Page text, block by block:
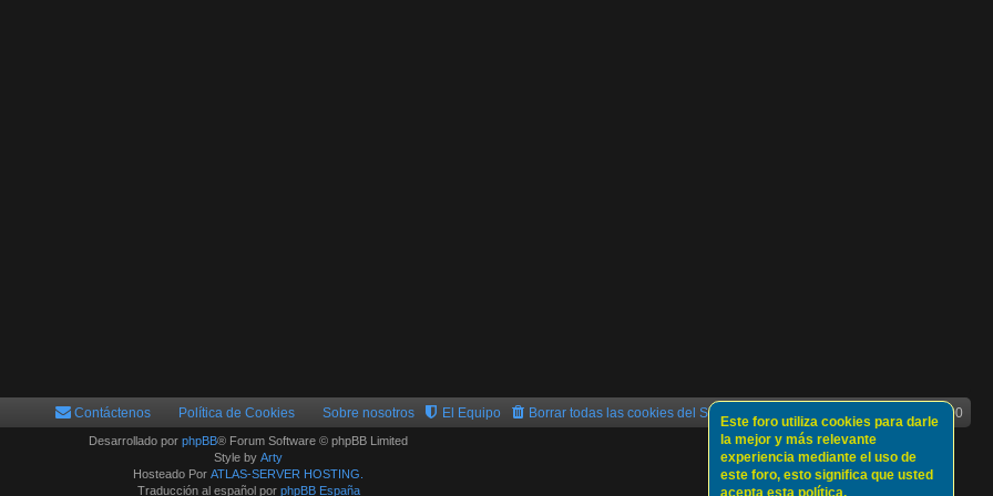
Este foro utiliza cookies para darle
la mejor y más relevante
experiencia mediante el uso de
este foro, esto significa que usted
acepta esta política.
Todos los horarios son UTC+02:00
Borrar todas las cookies del Sitio
El Equipo
Sobre nosotros
Política de Cookies
Contáctenos
Desarrollado por phpBB® Forum Software © phpBB Limited
Style by Arty
Hosteado Por ATLAS-SERVER HOSTING.
Traducción al español por phpBB España